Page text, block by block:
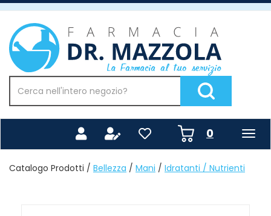
Passa
contenuto
principale
Farmacia
Mazzola
Prodotto
Cerca Prodotto
0prodotti
inseriti
Catalogo Prodotti / Bellezza / Mani / Idratanti / Nutrienti